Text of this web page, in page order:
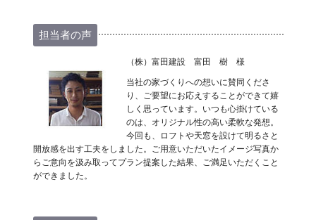
担当者の声
（株）富田建設 富田 樹 様
当社の家づくりへの想いに賛同くださ
り、ご要望にお応えすることができて嬉
しく思っています。いつも心掛けている
のは、オリジナル性の高い柔軟な発想。
今回も、ロフトや天窓を設けて明るさと
開放感を出す工夫をしました。ご用意いただいたイメージ写真か
らご意向を汲み取ってプラン提案した結果、ご満足いただくこと
ができました。